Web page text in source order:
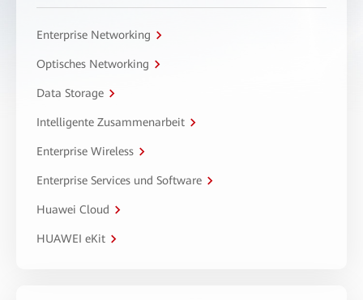
Enterprise Networking
Optisches Networking
Data Storage
Intelligente Zusammenarbeit
Enterprise Wireless
Enterprise Services und Software
Huawei Cloud
HUAWEI eKit